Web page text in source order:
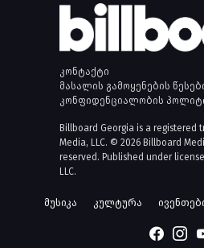
კონტაქტი
მასალის გამოყენების
კონფიდენციალობის
Billboard Georgia is a registered
Media, LLC. © 2026 Billboard
reserved. Published under
LLC.
მუსიკა კულტურა